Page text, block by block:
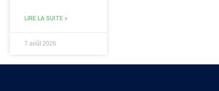
LIRE LA SUITE »
7 août 2026